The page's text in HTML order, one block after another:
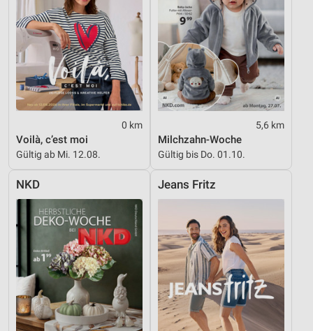
0 km
Voilà, c’est moi
Gültig ab Mi. 12.08.
5,6 km
Milchzahn-Woche
Gültig bis Do. 01.10.
NKD Jeans Fritz
Funktional
Werbung